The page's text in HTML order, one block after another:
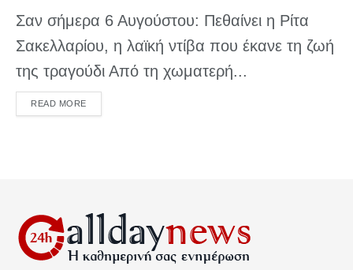
Σαν σήμερα 6 Αυγούστου: Πεθαίνει η Ρίτα
Σακελλαρίου, η λαϊκή ντίβα που έκανε τη ζωή
της τραγούδι Από τη χωματερή...
READ MOREDETAILS